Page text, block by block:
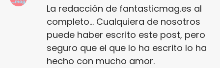
La redacción de fantasticmag.es al
completo... Cualquiera de nosotros
puede haber escrito este post, pero
seguro que el que lo ha escrito lo ha
hecho con mucho amor.